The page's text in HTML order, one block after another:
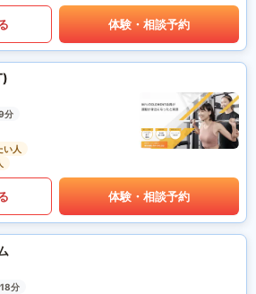
体験・相談予約
分
い人
体験・相談予約
分